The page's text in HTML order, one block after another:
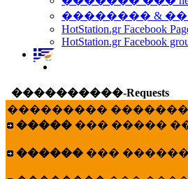
�������� &
HotStation.gr Facebook
HotStation.gr Facebook
����������-Requests
���������
����� ��� �����
������ ���